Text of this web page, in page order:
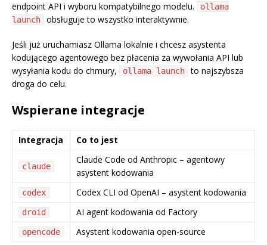
endpoint API i wyboru kompatybilnego modelu.
ollama
launch
obsługuje to wszystko interaktywnie.
Jeśli już uruchamiasz Ollama lokalnie i chcesz asystenta
kodującego agentowego bez płacenia za wywołania API lub
wysyłania kodu do chmury,
ollama launch to najszybsza
droga do celu.
Wspierane integracje
Integracja Co to jest
claude
Claude Code od Anthropic – agentowy
asystent kodowania
codex Codex CLI od OpenAI – asystent kodowania
droid AI agent kodowania od Factory
opencode Asystent kodowania open-source